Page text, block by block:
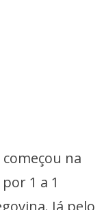
na
1 a 1